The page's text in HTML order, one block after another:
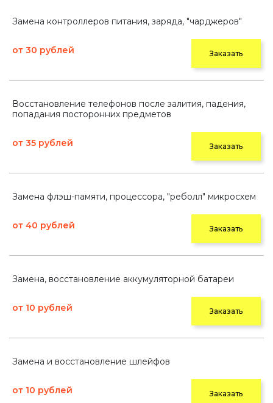
Замена контроллеров питания, заряда, "чарджеров"
от 30 рублей Заказать
Восстановление телефонов после залития, падения,
попадания посторонних предметов
от 35 рублей Заказать
Замена флэш-памяти, процессора, "реболл" микросхем
от 40 рублей Заказать
Замена, восстановление аккумуляторной батареи
от 10 рублей Заказать
Замена и восстановление шлейфов
от 10 рублей Заказать